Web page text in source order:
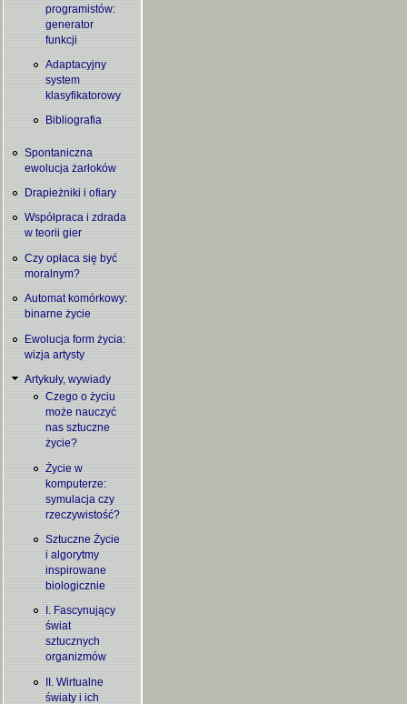
programistów:
generator
funkcji
Adaptacyjny
system
klasyfikatorowy
Bibliografia
Spontaniczna
ewolucja żarłoków
Drapieżniki i ofiary
Współpraca i zdrada
w teorii gier
Czy opłaca się być
moralnym?
Automat komórkowy:
binarne życie
Ewolucja form życia:
wizja artysty
Artykuły, wywiady
Czego o życiu
może nauczyć
nas sztuczne
życie?
Życie w
komputerze:
symulacja czy
rzeczywistość?
Sztuczne Życie
i algorytmy
inspirowane
biologicznie
I. Fascynujący
świat
sztucznych
organizmów
II. Wirtualne
światy i ich